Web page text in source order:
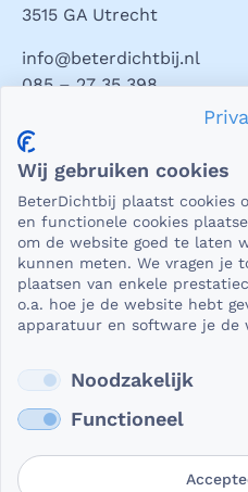
3515 GA Utrecht
info@beterdichtbij.nl
085 – 27 35 398
Privacy en veiligheid
essentieel dat die beveiligd
die gegevens niet in
op rekenen bij BeterDichtbij.
Lees verder
Wij gebruiken cookies
BeterDichtbij plaatst cookies
en functionele cookies
om de website goed te laten
kunnen meten. We vragen je
plaatsen van enkele
o.a. hoe je de website hebt
apparatuur en software je de
Noodzakelijk
Functioneel